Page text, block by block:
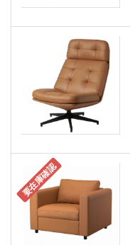
要在庫確認